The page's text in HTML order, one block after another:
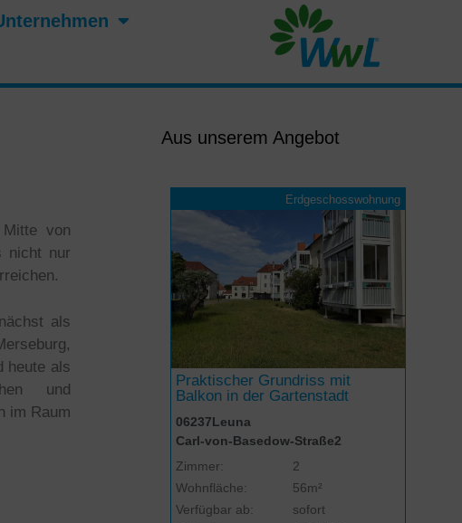
von
nicht nur
als
heute als
und
im Raum
Aus unserem Angebot
Erdgeschosswohnung
Praktischer Grundriss mit
Balkon in der Gartenstadt
06237Leuna
Carl-von-Basedow-Straße2
Zimmer:
2
Wohnfläche:
56m²
Verfügbar ab:
sofort